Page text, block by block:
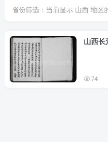
省份筛选：当前显示 山西 地区
山西长
74